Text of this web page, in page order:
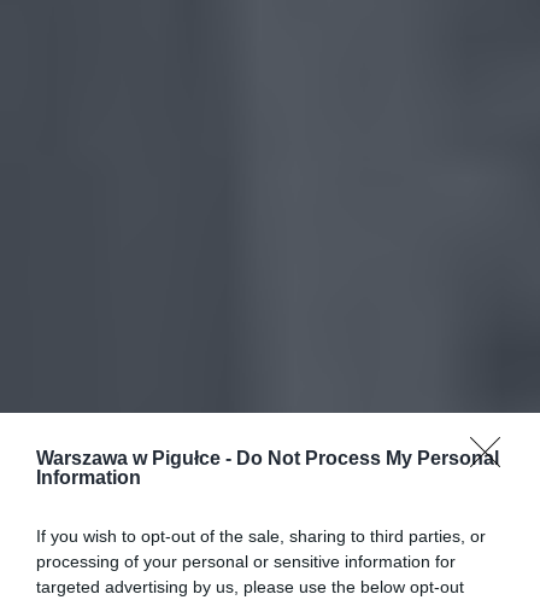
Warszawa w Pigułce - Do Not Process My Personal
Information
If you wish to opt-out of the sale, sharing to third parties, or
processing of your personal or sensitive information for
targeted advertising by us, please use the below opt-out